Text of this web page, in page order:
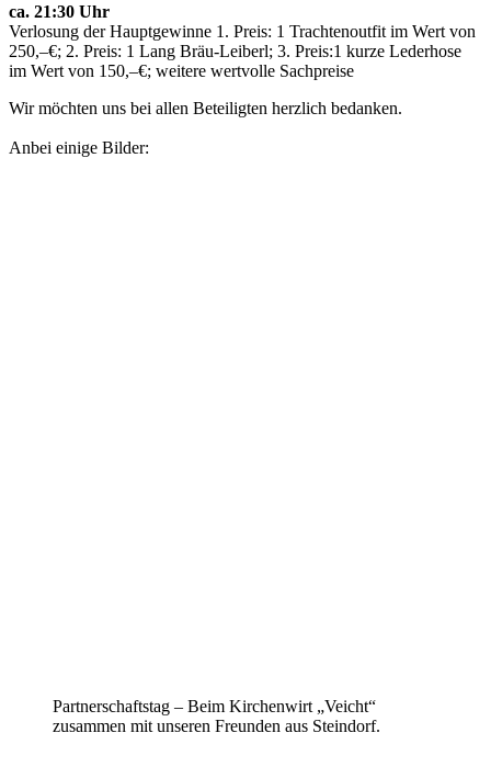
ca. 21:30 Uhr
Verlosung der Hauptgewinne 1. Preis: 1 Trachtenoutfit im Wert von
250,–€; 2. Preis: 1 Lang Bräu-Leiberl; 3. Preis:1 kurze Lederhose
im Wert von 150,–€; weitere wertvolle Sachpreise
Wir möchten uns bei allen Beteiligten herzlich bedanken.
Anbei einige Bilder:
Partnerschaftstag – Beim Kirchenwirt „Veicht“
zusammen mit unseren Freunden aus Steindorf.